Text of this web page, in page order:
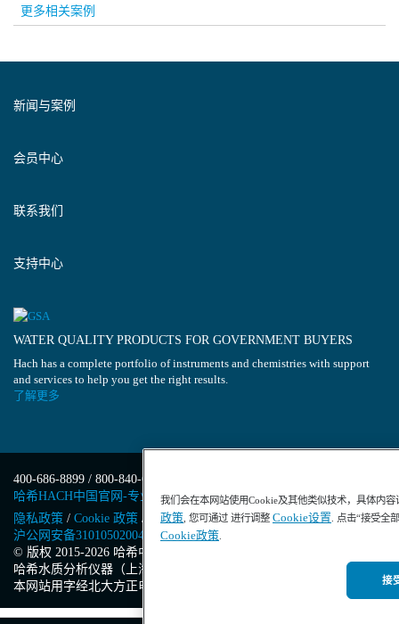
更多相关案例
新闻与案例
会员中心
联系我们
支持中心
WATER QUALITY PRODUCTS FOR GOVERNMENT BUYERS
Hach has a complete portfolio of instruments and chemistries with support
and services to help you get the right results.
了解更多
400-686-8899 / 800-840-6026
哈希HACH中国官网-专业水质分析仪器
隐私政策 / Cookie 政策 / Cookie 设置/沪ICP备13034148号-4/
沪公网安备31010502004971号/沪(浦)应急管危经许[2023]201871
© 版权 2015-2026 哈希中国版权所有
哈希水质分析仪器（上海）有限公司
本网站用字经北大方正电子有限公司授权许可
我们会在本网站使用Cookie及其他类似技术，具体内
政策, 您可通过 进行调整 Cookie设置. 点击“接受全
Cookie政策.
接